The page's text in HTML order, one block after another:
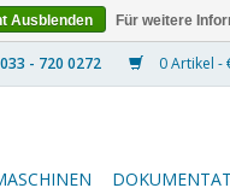
0 Artikel -
Ausblenden Für weitere